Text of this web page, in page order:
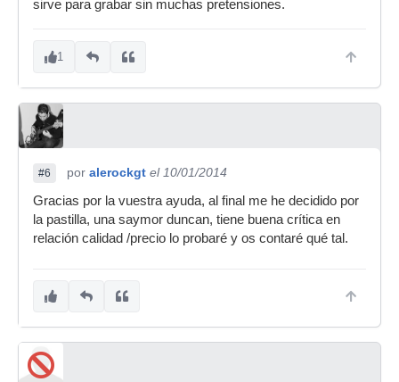
sirve para grabar sin muchas pretensiones.
1
#6 por alerockgt el 10/01/2014
Gracias por la vuestra ayuda, al final me he decidido por
la pastilla, una saymor duncan, tiene buena crítica en
relación calidad /precio lo probaré y os contaré qué tal.